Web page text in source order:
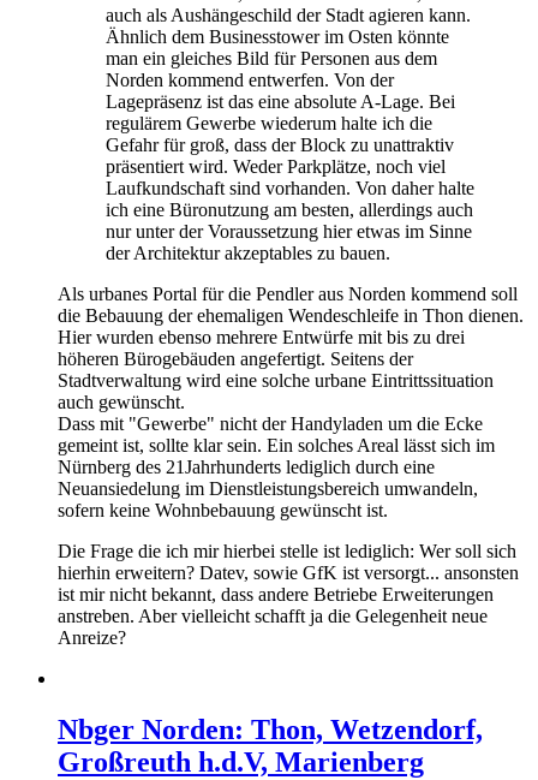
auch als Aushängeschild der Stadt agieren kann.
Ähnlich dem Businesstower im Osten könnte
man ein gleiches Bild für Personen aus dem
Norden kommend entwerfen. Von der
Lagepräsenz ist das eine absolute A-Lage. Bei
regulärem Gewerbe wiederum halte ich die
Gefahr für groß, dass der Block zu unattraktiv
präsentiert wird. Weder Parkplätze, noch viel
Laufkundschaft sind vorhanden. Von daher halte
ich eine Büronutzung am besten, allerdings auch
nur unter der Voraussetzung hier etwas im Sinne
der Architektur akzeptables zu bauen.
Als urbanes Portal für die Pendler aus Norden kommend soll
die Bebauung der ehemaligen Wendeschleife in Thon dienen.
Hier wurden ebenso mehrere Entwürfe mit bis zu drei
höheren Bürogebäuden angefertigt. Seitens der
Stadtverwaltung wird eine solche urbane Eintrittssituation
auch gewünscht.
Dass mit "Gewerbe" nicht der Handyladen um die Ecke
gemeint ist, sollte klar sein. Ein solches Areal lässt sich im
Nürnberg des 21Jahrhunderts lediglich durch eine
Neuansiedelung im Dienstleistungsbereich umwandeln,
sofern keine Wohnbebauung gewünscht ist.
Die Frage die ich mir hierbei stelle ist lediglich: Wer soll sich
hierhin erweitern? Datev, sowie GfK ist versorgt... ansonsten
ist mir nicht bekannt, dass andere Betriebe Erweiterungen
anstreben. Aber vielleicht schafft ja die Gelegenheit neue
Anreize?
Nbger Norden: Thon, Wetzendorf,
Großreuth h.d.V, Marienberg